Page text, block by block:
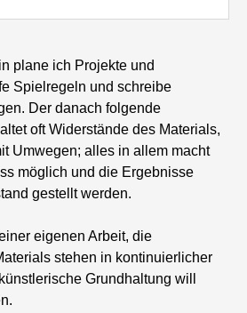
plane ich Projekte und
Spielregeln und schreibe
Der danach folgende
oft Widerstände des Materials,
Umwegen; alles in allem macht
möglich und die Ergebnisse
gestellt werden.
eigenen Arbeit, die
stehen in kontinuierlicher
Grundhaltung will